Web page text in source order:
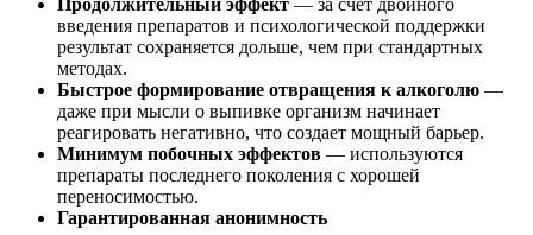
введения препаратов и психологической поддержки
результат сохраняется дольше, чем при стандартных
методах.
Быстрое формирование отвращения к алкоголю —
даже при мысли о выпивке организм начинает
реагировать негативно, что создает мощный барьер.
Минимум побочных эффектов — используются
препараты последнего поколения с хорошей
переносимостью.
Гарантированная анонимность